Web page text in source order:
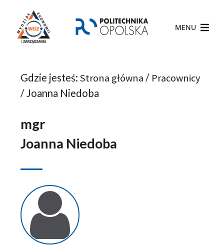
MENU
Gdzie jesteś: Strona główna / Pracownicy
/ Joanna Niedoba
mgr
Joanna Niedoba